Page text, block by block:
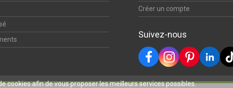
Créer un compte
Suivez-nous
cookies afin de vous proposer les meilleurs services possibles.